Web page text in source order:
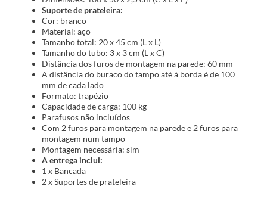
Suporte de prateleira:
Cor: branco
Material: aço
Tamanho total: 20 x 45 cm (L x L)
Tamanho do tubo: 3 x 3 cm (L x C)
Distância dos furos de montagem na parede: 60 mm
A distância do buraco do tampo até à borda é de 100
mm de cada lado
Formato: trapézio
Capacidade de carga: 100 kg
Parafusos não incluídos
Com 2 furos para montagem na parede e 2 furos para
montagem num tampo
Montagem necessária: sim
A entrega inclui:
1 x Bancada
2 x Suportes de prateleira